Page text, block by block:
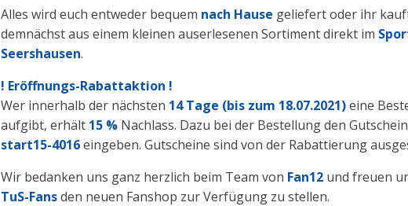
Alles wird euch entweder bequem nach Hause geliefert oder ihr
demnächst aus einem kleinen auserlesenen Sortiment direkt im
Seershausen.
! Eröffnungs-Rabattaktion !
Wer innerhalb der nächsten 14 Tage (bis zum 18.07.2021)eine
aufgibt, erhält 15 % Nachlass. Dazu bei der Bestellung den
start15-4016eingeben. Gutscheine sind von der Rabattierung
Wir bedanken uns ganz herzlich beim Team von Fan12 und freuen
TuS-Fansden neuen Fanshop zur Verfügung zu stellen.